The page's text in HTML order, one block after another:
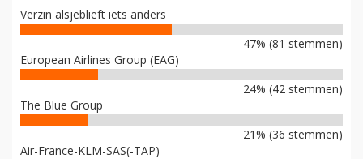
Verzin alsjeblieft iets anders
47% (81 stemmen)
European Airlines Group (EAG)
24% (42 stemmen)
The Blue Group
21% (36 stemmen)
Air-France-KLM-SAS(-TAP)